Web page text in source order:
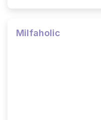
Milfaholic